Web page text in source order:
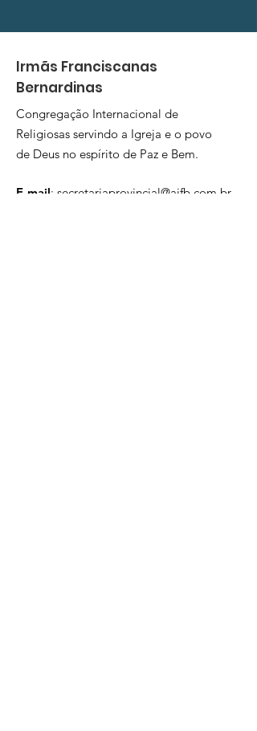
Irmãs Franciscanas
Bernardinas
Congregação Internacional de
Religiosas servindo a Igreja e o povo
de Deus no espírito de Paz e Bem.
E-mail: secretariaprovincial@aifb.com.br